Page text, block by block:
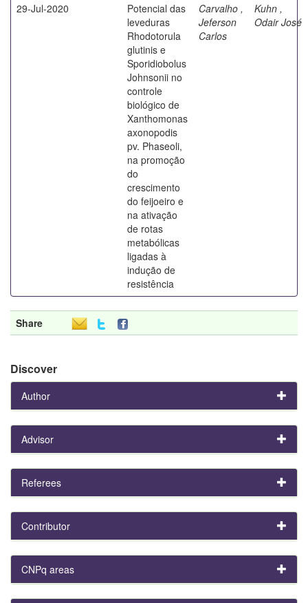
29-Jul-2020
Potencial das
leveduras
Rhodotorula
glutinis e
Sporidiobolus
Johnsonii no
controle
biológico de
Xanthomonas
axonopodis
pv. Phaseoli,
na promoção
do
crescimento
do feijoeiro e
na ativação
de rotas
metabólicas
ligadas à
indução de
resistência
Carvalho ,
Jeferson
Carlos
Kuhn ,
Odair José
Share
Discover
Author
Advisor
Referees
Contributor
CNPq areas